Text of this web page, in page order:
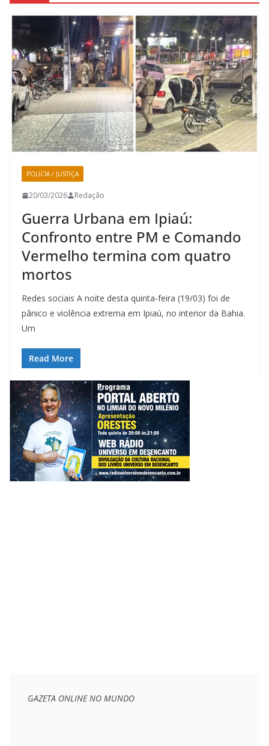
POLICIA / JUSTIÇA
20/03/2026 Redação
Guerra Urbana em Ipiaú:
Confronto entre PM e Comando
Vermelho termina com quatro
mortos
Redes sociais A noite desta quinta-feira (19/03) foi de
pânico e violência extrema em Ipiaú, no interior da Bahia.
Um
Read More
GAZETA ONLINE NO MUNDO